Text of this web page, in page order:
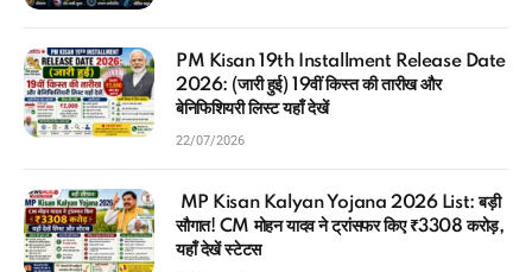
PM Kisan 19th Installment Release Date
2026: (जारी हुई) 19वीं किस्त की तारीख और
MP Kisan Kalyan Yojana 2026 List: बड़ी
सौगात! CM मोहन यादव ने ट्रांसफर किए ₹3308 करोड़,